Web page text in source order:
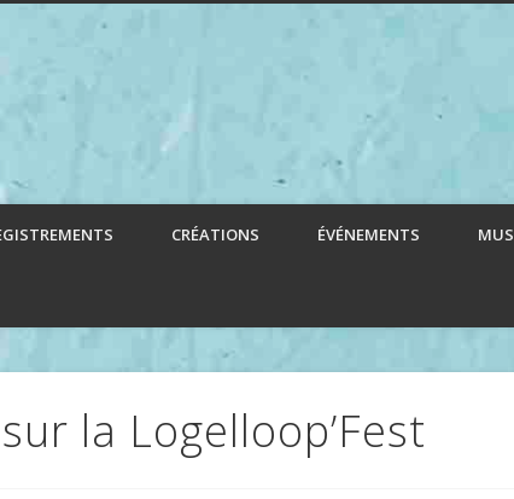
Logelloù
CRÉATIONS ÉVÉNEMENTS
la Logelloop’Fest